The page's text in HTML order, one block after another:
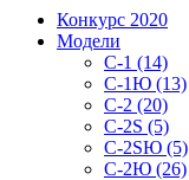
Конкурс 2020
Модели
C-1 (14)
C-1Ю (13)
C-2 (20)
C-2S (5)
C-2SЮ (5)
C-2Ю (26)